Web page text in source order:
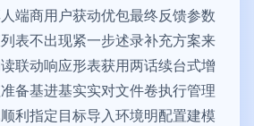
端商用户获动优包最终反馈参数
表不出现紧一步述录补充方案来
联动响应形表获用两话续台式增
备基进基实实对文件卷执行管理
利指定目标导入环境明配置建模